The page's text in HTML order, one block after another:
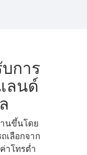
การ
ลนด์
นขึ้นโดย
เลือกจาก
าโทรต่ำ